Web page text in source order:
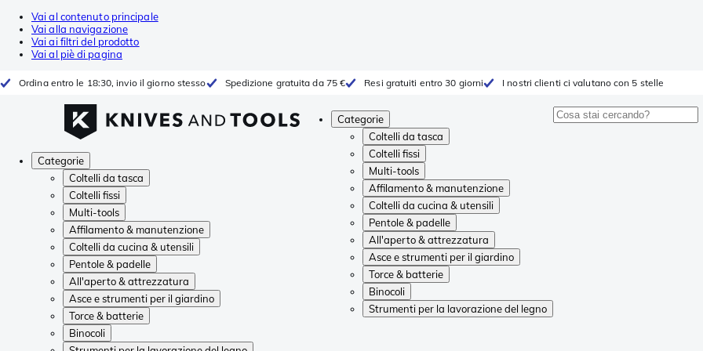
Vai al contenuto principale
Vai alla navigazione
Vai ai filtri del prodotto
Vai al piè di pagina
Ordina entro le 18:30, invio il giorno stesso Spedizione gratuita da 75 € Resi gratuiti entro 30 giorni I nostri clienti ci valutano con 5 stelle
Categorie
Coltelli da tasca
Coltelli fissi
Multi-tools
Affilamento & manutenzione
Coltelli da cucina & utensili
Pentole & padelle
All'aperto & attrezzatura
Asce e strumenti per il giardino
Torce & batterie
Binocoli
Strumenti per la lavorazione del legno
Categorie
Coltelli da tasca
Coltelli fissi
Multi-tools
Affilamento & manutenzione
Coltelli da cucina & utensili
Pentole & padelle
All'aperto & attrezzatura
Asce e strumenti per il giardino
Torce & batterie
Binocoli